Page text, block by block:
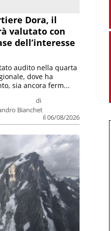
Dora, il
valutato con
dell’interesse
di
Bianchet
il 06/08/2026
audito nella quarta
dove ha
sia ancora ferm...